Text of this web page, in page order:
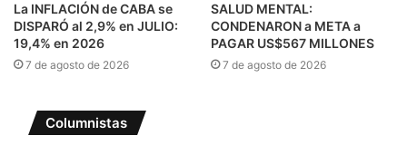
La INFLACIÓN de CABA se
DISPARÓ al 2,9% en JULIO:
19,4% en 2026
7 de agosto de 2026
SALUD MENTAL:
CONDENARON a META a
PAGAR US$567 MILLONES
7 de agosto de 2026
Columnistas